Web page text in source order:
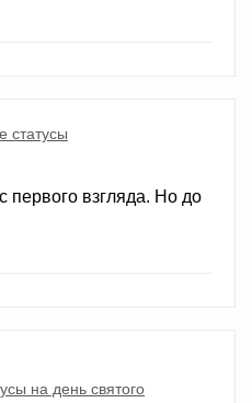
статусы
первого взгляда. Но до
на день святого